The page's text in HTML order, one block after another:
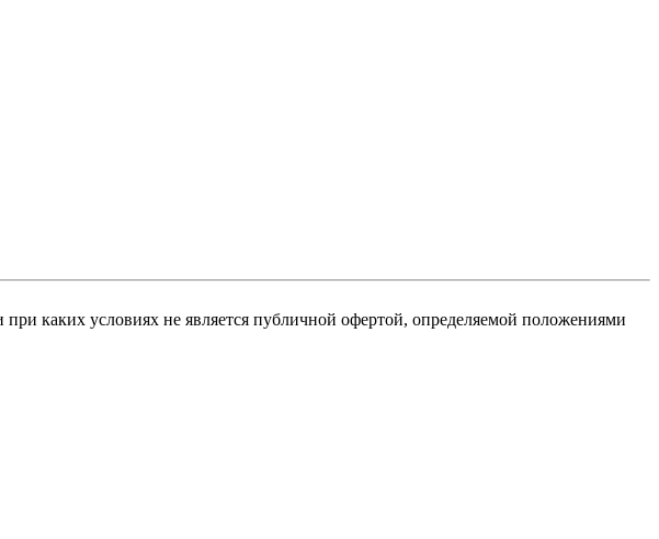
каких условиях не является публичной офертой, определяемой положениями